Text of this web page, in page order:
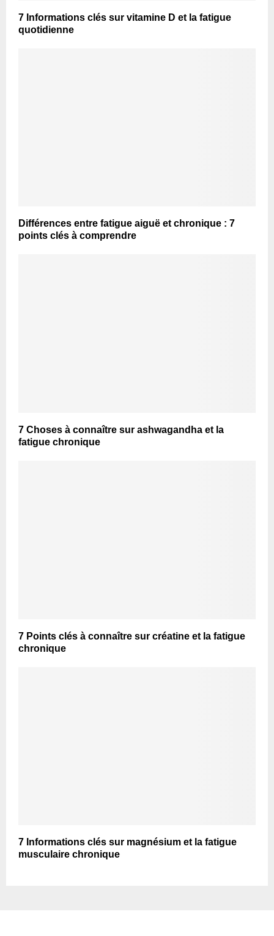
7 Informations clés sur vitamine D et la fatigue
quotidienne
Différences entre fatigue aiguë et chronique : 7
points clés à comprendre
7 Choses à connaître sur ashwagandha et la
fatigue chronique
7 Points clés à connaître sur créatine et la fatigue
chronique
7 Informations clés sur magnésium et la fatigue
musculaire chronique